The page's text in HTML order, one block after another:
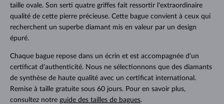
taille ovale. Son serti quatre griffes fait ressortir l'extraordinaire
qualité de cette pierre précieuse. Cette bague convient à ceux qui
recherchent un superbe diamant mis en valeur par un design
épuré.
Chaque bague repose dans un écrin et est accompagnée d'un
certificat d'authenticité. Nous ne sélectionnons que des diamants
de synthèse de haute qualité avec un certificat international.
Remise à taille gratuite sous 60 jours. Pour en savoir plus,
consultez notre guide des tailles de bagues.